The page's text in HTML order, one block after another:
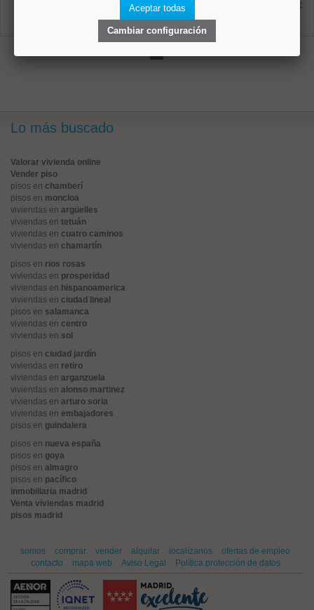
1 dormitorios
1 baños
302.300 €
Lo más buscado
Valorar vivienda online
Vender piso
pisos en chamberí
pisos en moncloa
viviendas en argüelles
viviendas en tetuán
viviendas en cuatro caminos
viviendas en chamartín
pisos en rios rosas
viviendas en prosperidad
viviendas en hispanoamerica
viviendas en ciudad lineal
pisos en salamanca
viviendas en centro
viviendas en sol
pisos en ciudad jardín
viviendas en retiro
viviendas en arganzuela
viviendas en alonso martinez
viviendas en arturo soria
viviendas en embajadores
pisos en guindalera
pisos en nueva españa
pisos en goya
pisos en almagro
pisos en pacífico
inmobiliaria madrid
Venta viviendas madrid
pisos madrid
somos comprar vender alquilar localízanos
ofertas de empleo
contacto
mapa web Aviso Legal Política protección de datos
Aceptar todas
Cambiar configuración